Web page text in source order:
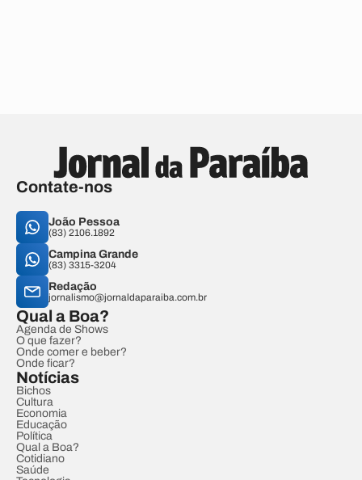
Contate-nos
João Pessoa
(83) 2106.1892
Campina Grande
(83) 3315-3204
Redação
jornalismo@jornaldaparaiba.com.br
Qual a Boa?
Agenda de Shows
O que fazer?
Onde comer e beber?
Onde ficar?
Notícias
Bichos
Cultura
Economia
Educação
Política
Qual a Boa?
Cotidiano
Saúde